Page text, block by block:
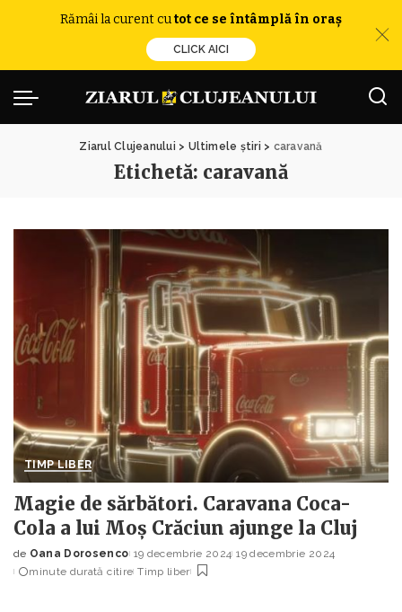
Rămâi la curent cutot ce se întâmplă în oraș
CLICK AICI
Ziarul Clujeanului > Ultimele știri > caravană
Etichetă: caravană
TIMP LIBER
Magie de sărbători. Caravana Coca-
Cola a lui Moș Crăciun ajunge la Cluj
Posted
by
de Oana Dorosenco 19 decembrie 2024 19 decembrie 2024
minute durată citire Timp liber